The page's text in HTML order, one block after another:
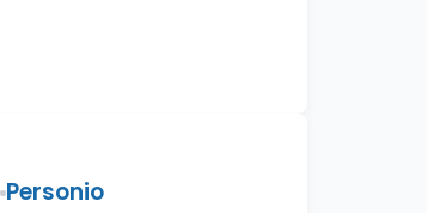
Personio